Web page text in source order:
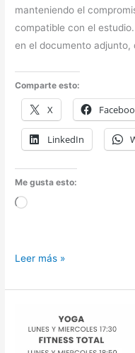
manteniendo el
compatible con el estudio.
en el documento adjunto,
Comparte esto:
X
LinkedIn
Me gusta esto:
Cargando...
Plan
Actividades
Deportivas
Leer más »